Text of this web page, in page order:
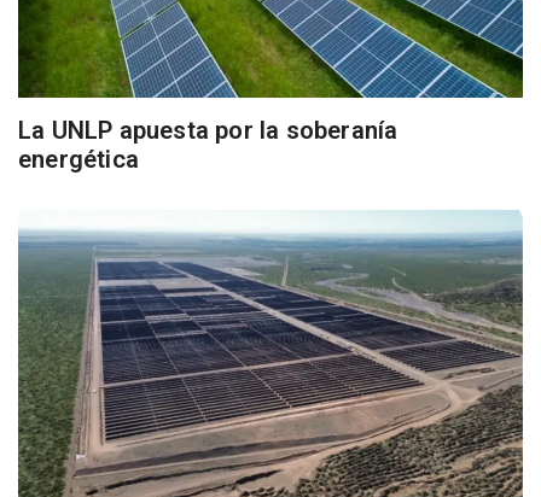
La UNLP apuesta por la soberanía
energética